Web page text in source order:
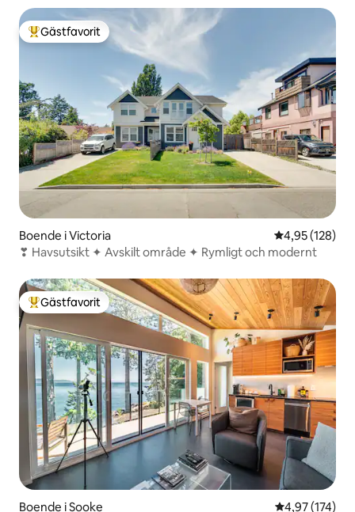
Populär gästfavorit
Gästfavorit
Boende i Victoria 4,95 av 5 i
4,95 (128)
❣ Havsutsikt ✦ Avskilt område ✦ Rymligt och modernt
Populär gästfavorit
Gästfavorit
Boende i Sooke 4,97 av 5 i
4,97 (174)